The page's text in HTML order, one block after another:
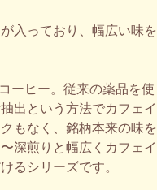
入っており、幅広い味を
ーヒー。従来の薬品を使
出という方法でカフェイ
もなく、銘柄本来の味を
深煎りと幅広くカフェイ
るシリーズです。